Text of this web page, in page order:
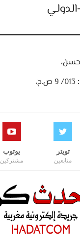
حسن،
تويتر
متابعين
يوتوب
مشتركين